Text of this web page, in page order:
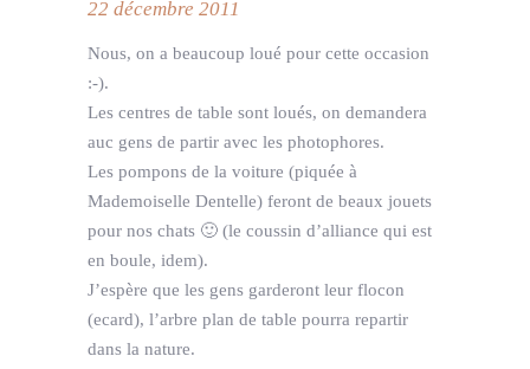
22 décembre 2011
Nous, on a beaucoup loué pour cette occasion
:-).
Les centres de table sont loués, on demandera
auc gens de partir avec les photophores.
Les pompons de la voiture (piquée à
Mademoiselle Dentelle) feront de beaux jouets
pour nos chats 🙂 (le coussin d’alliance qui est
en boule, idem).
J’espère que les gens garderont leur flocon
(ecard), l’arbre plan de table pourra repartir
dans la nature.